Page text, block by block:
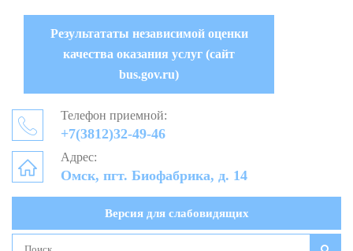
Результататы независимой оценки
качества оказания услуг (сайт
bus.gov.ru)
Телефон приемной:
+7(3812)32-49-46
Адрес:
Омск, пгт. Биофабрика, д. 14
Версия для слабовидящих